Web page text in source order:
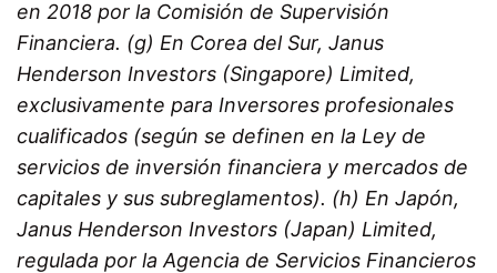
en 2018 por la Comisión de Supervisión
Financiera. (g) En Corea del Sur, Janus
Henderson Investors (Singapore) Limited,
exclusivamente para Inversores profesionales
cualificados (según se definen en la Ley de
servicios de inversión financiera y mercados de
capitales y sus subreglamentos). (h) En Japón,
Janus Henderson Investors (Japan) Limited,
regulada por la Agencia de Servicios Financieros